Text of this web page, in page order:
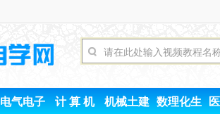
电气电子 计 算 机 机械土建 数理化生